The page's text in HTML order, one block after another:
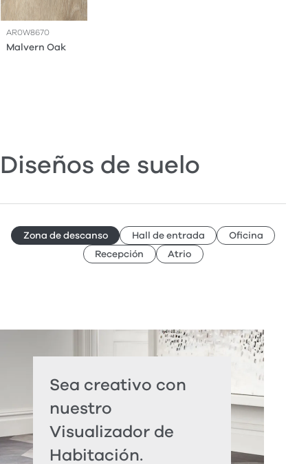
AR0W8670
Malvern Oak
Diseños de suelo
Zona de descanso Hall de entrada
Oficina
Recepción
Atrio
Sea creativo con
nuestro
Visualizador de
Habitación.